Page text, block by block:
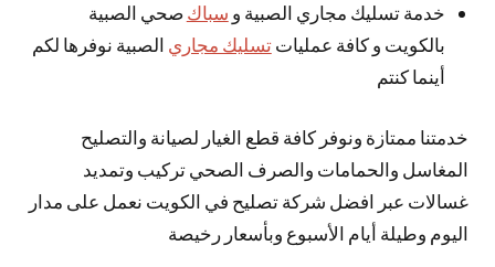
خدمة تسليك مجاري الصبية و سباك صحي الصبية
بالكويت و كافة عملياتتسليك مجاري الصبية نوفرها لكم
أينما كنتم
خدمتنا ممتازة ونوفر كافة قطع الغيار لصيانة والتصليح
المغاسل والحمامات والصرف الصحي تركيب وتمديد
غسالات عبر افضل شركة تصليح في الكويت نعمل على مدار
اليوم وطيلة أيام الأسبوع وبأسعار رخيصة